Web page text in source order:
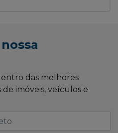
das melhores
imóveis, veículos e